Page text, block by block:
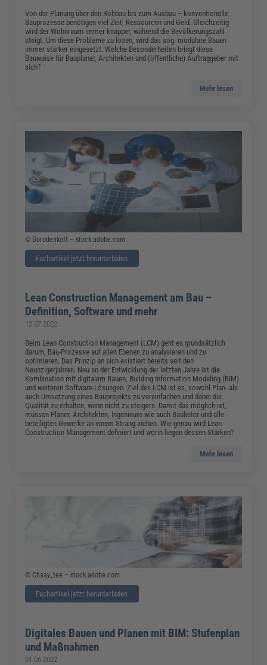
Von der Planung über den Rohbau bis zum Ausbau – konventionelle
Bauprozesse benötigen viel Zeit, Ressourcen und Geld. Gleichzeitig
wird der Wohnraum immer knapper, während die Bevölkerungszahl
steigt. Um diese Probleme zu lösen, wird das sog. modulare Bauen
immer stärker eingesetzt. Welche Besonderheiten bringt diese
Bauweise für Bauplaner, Architekten und (öffentliche) Auftraggeber mit
sich?
Mehr lesen
© Gorodenkoff – stock.adobe.com
Fachartikel jetzt herunterladen
Lean Construction Management am Bau –
Definition, Software und mehr
12.07.2022
Beim Lean Construction Management (LCM) geht es grundsätzlich
darum, Bau-Prozesse auf allen Ebenen zu analysieren und zu
optimieren. Das Prinzip an sich existiert bereits seit den
Neunzigerjahren. Neu an der Entwicklung der letzten Jahre ist die
Kombination mit digitalem Bauen, Building Information Modeling (BIM)
und weiteren Software-Lösungen. Ziel des LCM ist es, sowohl Plan- als
auch Umsetzung eines Bauprojekts zu vereinfachen und dabei die
Qualität zu erhalten, wenn nicht zu steigern. Damit das möglich ist,
müssen Planer, Architekten, Ingenieure wie auch Bauleiter und alle
beteiligten Gewerke an einem Strang ziehen. Wie genau wird Lean
Construction Management definiert und worin liegen dessen Stärken?
Mehr lesen
© Chaay_tee – stock.adobe.com
Fachartikel jetzt herunterladen
Digitales Bauen und Planen mit BIM: Stufenplan
und Maßnahmen
01.06.2022